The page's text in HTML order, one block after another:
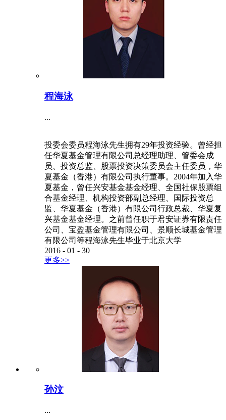
程海泳
...
投委会委员程海泳先生拥有29年投资经验。曾经担
任华夏基金管理有限公司总经理助理、管委会成
员、投资总监、股票投资决策委员会主任委员，华
夏基金（香港）有限公司执行董事。2004年加入华
夏基金，曾任兴安基金基金经理、全国社保股票组
合基金经理、机构投资部副总经理、国际投资总
监、华夏基金（香港）有限公司行政总裁、华夏复
兴基金基金经理。之前曾任职于君安证券有限责任
公司、宝盈基金管理有限公司、景顺长城基金管理
有限公司等程海泳先生毕业于北京大学
2016 - 01 - 30
更多>>
孙汶
...